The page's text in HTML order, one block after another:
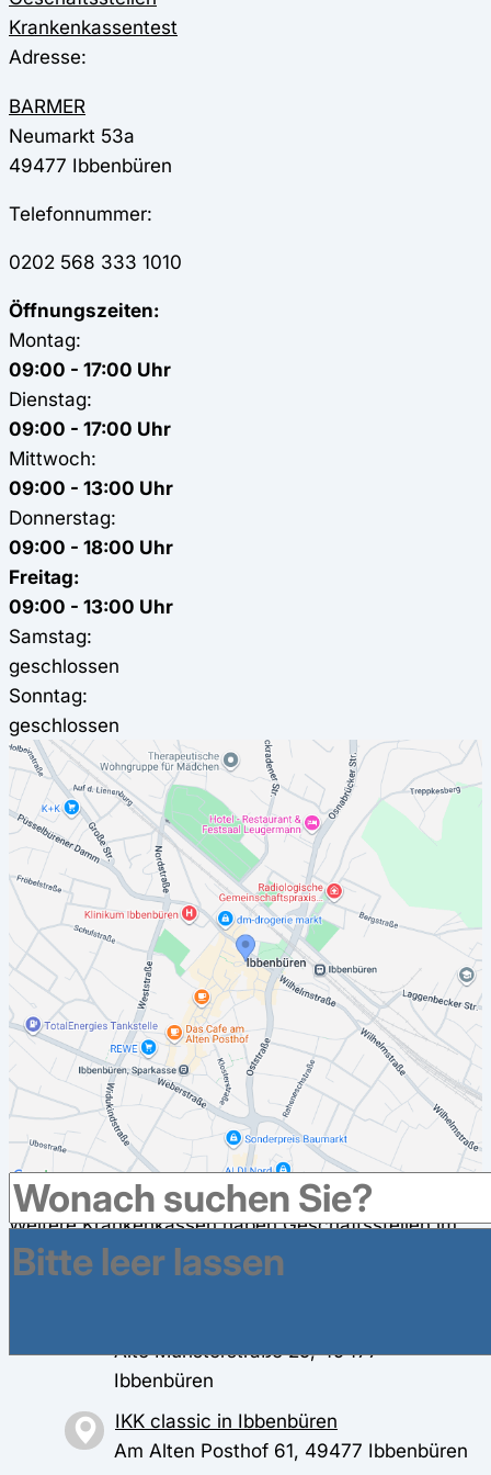
Krankenkassentest
Adresse:
BARMER
Neumarkt 53a
49477 Ibbenbüren
Telefonnummer:
0202 568 333 1010
Öffnungszeiten:
Montag:
09:00 - 17:00 Uhr
Dienstag:
09:00 - 17:00 Uhr
Mittwoch:
09:00 - 13:00 Uhr
Donnerstag:
09:00 - 18:00 Uhr
Freitag:
09:00 - 13:00 Uhr
Samstag:
geschlossen
Sonntag:
geschlossen
Weitere Krankenkassen haben Geschäftsstellen im
Umkreis in Ibbenbüren
Alte Münsterstraße 25, 49477
Ibbenbüren
IKK classic in Ibbenbüren
Am Alten Posthof 61, 49477 Ibbenbüren